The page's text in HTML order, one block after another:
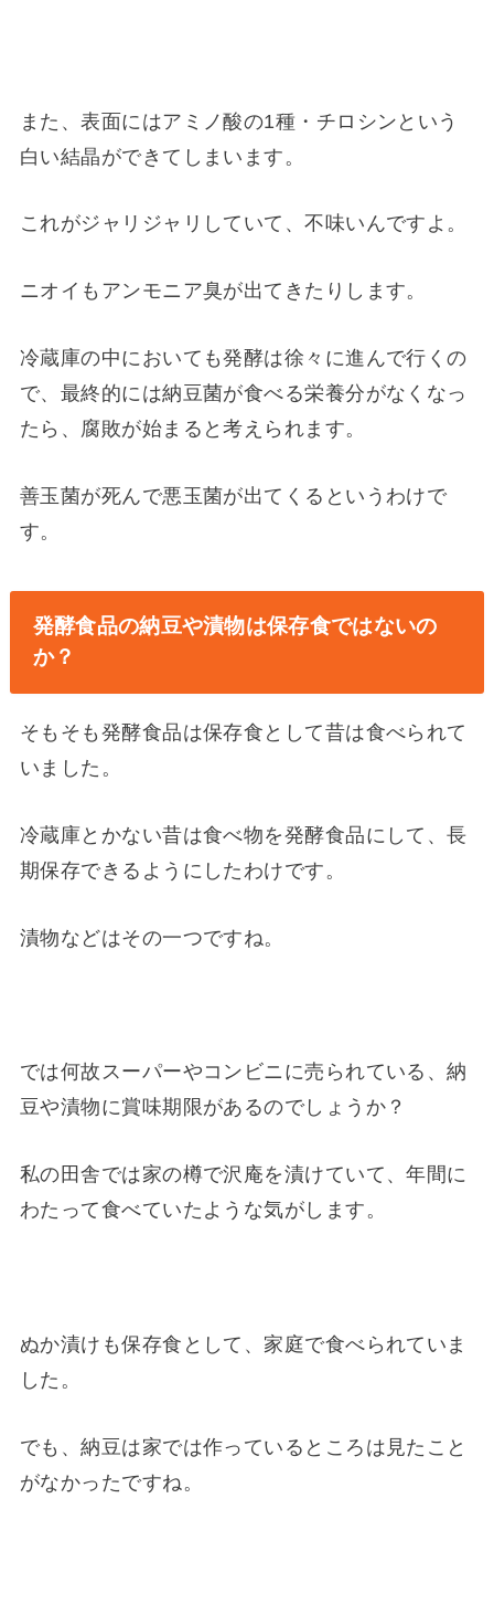
また、表面にはアミノ酸の1種・チロシンという
白い結晶ができ てしまいます。
これがジャリジャリしていて、不味いんですよ。
ニオイもアンモニア臭が出てきたりします。
冷蔵庫の中においても発酵は徐々に進んで行くの
で、最終的には納豆菌が食べる栄養分がなくなっ
たら、腐敗が始まると考えられます。
善玉菌が死んで悪玉菌が出てくるというわけで
す。
発酵食品の納豆や漬物は保存食ではないの
か？
そもそも発酵食品は保存食として昔は食べられて
いました。
冷蔵庫とかない昔は食べ物を発酵食品にして、長
期保存できるようにしたわけです。
漬物などはその一つですね。
では何故スーパーやコンビニに売られている、納
豆や漬物に賞味期限があるのでしょうか？
私の田舎では家の樽で沢庵を漬けていて、年間に
わたって食べていたような気がします。
ぬか漬けも保存食として、家庭で食べられていま
した。
でも、納豆は家では作っているところは見たこと
がなかったですね。